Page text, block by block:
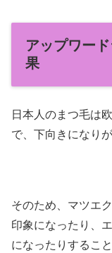
アップワー
果
日本人のまつ毛は
で、下向きになりが
そのため、マツエ
印象になったり、
になったりするこ